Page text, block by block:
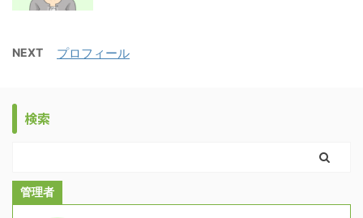
NEXT プロフィール
検索
管理者